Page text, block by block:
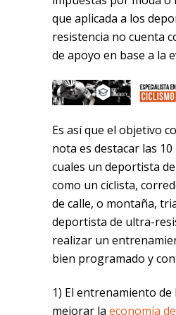
que aplicada a los
resistencia no cuenta
de apoyo en base a la
Es así que el objetivo
nota es destacar las
cuales un deportista
como un ciclista,
de calle, o montaña,
deportista de ultra-
realizar un
bien programado y
1) El entrenamiento
mejorar la economía